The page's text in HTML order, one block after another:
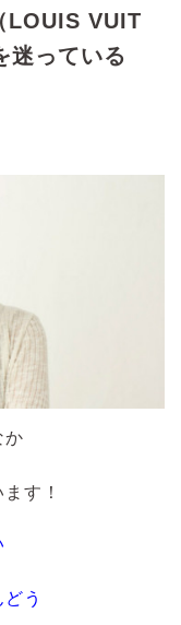
LOUIS VUIT
迷っている
か
す！
う